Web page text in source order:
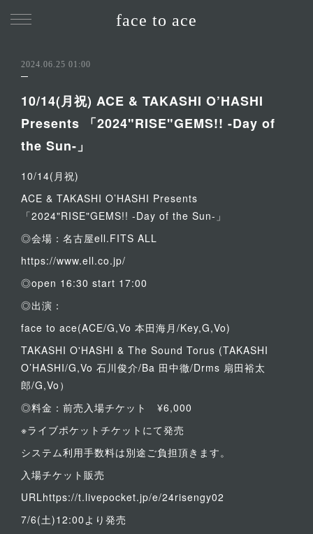
face to ace
2024.06.25 01:00
10/14(月祝) ACE & TAKASHI O’HASHI
Presents 「2024"RISE"GEMS!! -Day of
the Sun-」
10/14(月祝)
ACE & TAKASHI O’HASHI Presents
「2024"RISE"GEMS!! -Day of the Sun-」
◎会場：名古屋ell.FITS ALL
https://www.ell.co.jp/
◎open 16:30 start 17:00
◎出演：
face to ace(ACE/G,Vo 本田海月/Key,G,Vo)
TAKASHI O'HASHI & The Sound Torus (TAKASHI
O’HASHI/G,Vo 石川俊介/Ba 田中徹/Drms 扇田裕太
郎/G,Vo）
◎料金：前売入場チケット ¥6,000
※ライブポケットチケットにて発売
システム利用手数料は別途ご負担頂きます。
入場チケット販売
URLhttps://t.livepocket.jp/e/24risengy02
7/6(土)12:00より発売